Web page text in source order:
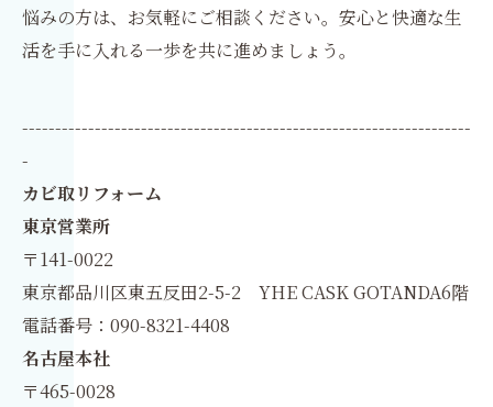
悩みの方は、お気軽にご相談ください。安心と快適な生
活を手に入れる一歩を共に進めましょう。
--------------------------------------------------------------------
-
カビ取リフォーム
東京営業所
〒141-0022
東京都品川区東五反田2-5-2 YHE CASK GOTANDA6階
電話番号：090-8321-4408
名古屋本社
〒465-0028